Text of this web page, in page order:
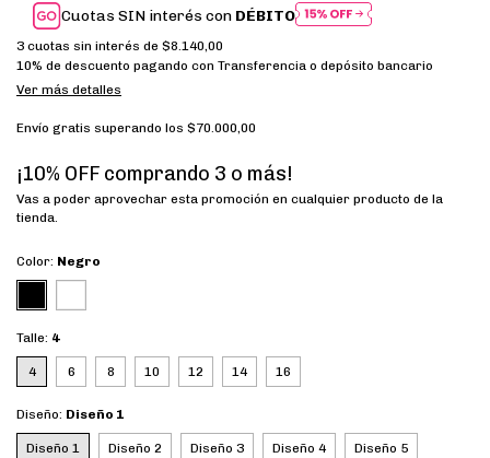
Cuotas SIN interés con DÉBITO
3 cuotas sin interés de $8.140,00
10% de descuento pagando con Transferencia o depósito bancario
Ver más detalles
Envío gratis superando los $70.000,00
¡10% OFF comprando 3 o más!
Vas a poder aprovechar esta promoción en cualquier producto de la
tienda.
Color: Negro
Talle: 4
4 6 8 10 12 14 16
Diseño: Diseño 1
Diseño 1 Diseño 2 Diseño 3 Diseño 4 Diseño 5